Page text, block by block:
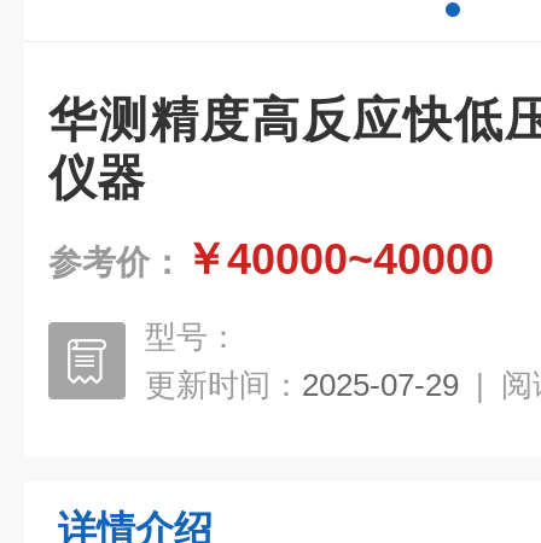
华测精度高反应快低
仪器
参考价： ￥40000~40000
型号：
更新时间： 2025-07-29 | 阅
详情介绍